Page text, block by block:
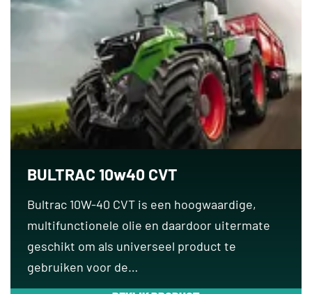
BULTRAC 10w40 CVT
Bultrac 10W-40 CVT is een hoogwaardige,
multifunctionele olie en daardoor uitermate
geschikt om als universeel product te
gebruiken voor de…